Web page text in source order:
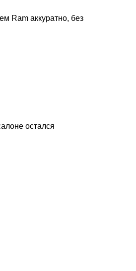
Ram аккуратно, без
остался